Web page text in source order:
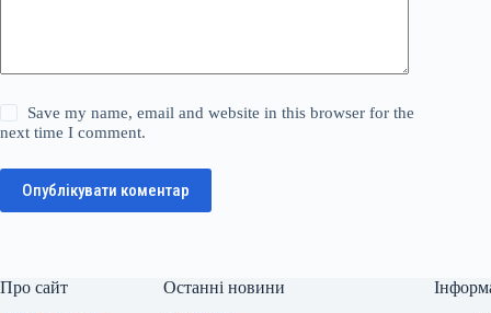
Save my name, email and website in this browser for the
next time I comment.
Опублікувати коментар
Про сайт Останні новини